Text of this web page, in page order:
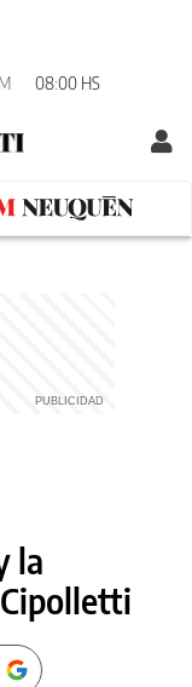
08:00 HS
la